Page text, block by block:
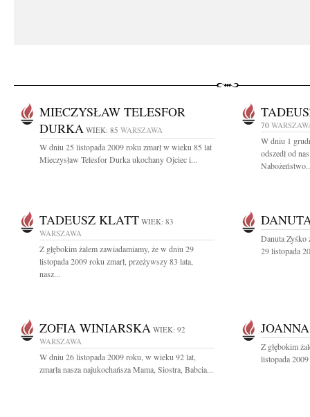
MIECZYSŁAW TELESFOR
DURKA WIEK: 85 WARSZAWA
W dniu 25 listopada 2009 roku zmarł w wieku 85 lat
Mieczysław Telesfor Durka ukochany Ojciec i...
70
W dniu 1
odszedł od
TADEUSZ KLATT WIEK: 83
WARSZAWA
Z głębokim żalem zawiadamiamy, że w dniu 29
listopada 2009 roku zmarł, przeżywszy 83 lata,
nasz...
Danuta Zyśko
29 listopada
ZOFIA WINIARSKA WIEK: 92
WARSZAWA
W dniu 26 listopada 2009 roku, w wieku 92 lat,
zmarła nasza najukochańsza Mama, Siostra, Babcia...
Z głębokim
listopada